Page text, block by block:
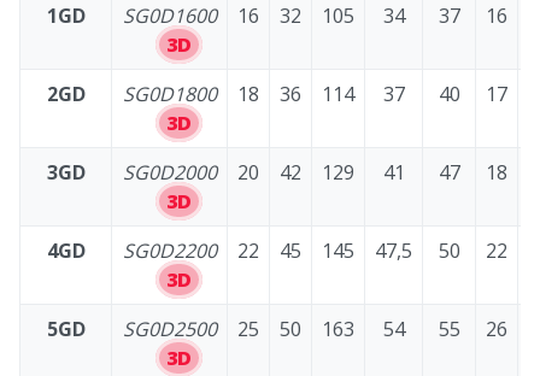
1GD
SG0D1600
3D
16 32 105 34 37 16
2GD
SG0D1800
3D
18 36 114 37 40 17
3GD
SG0D2000
3D
20 42 129 41 47 18
4GD
SG0D2200
3D
22 45 145 47,5 50 22
5GD
SG0D2500
3D
25 50 163 54 55 26